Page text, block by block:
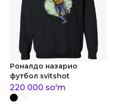
Роналдо назарио
футбол svitshot
220 000 so'm